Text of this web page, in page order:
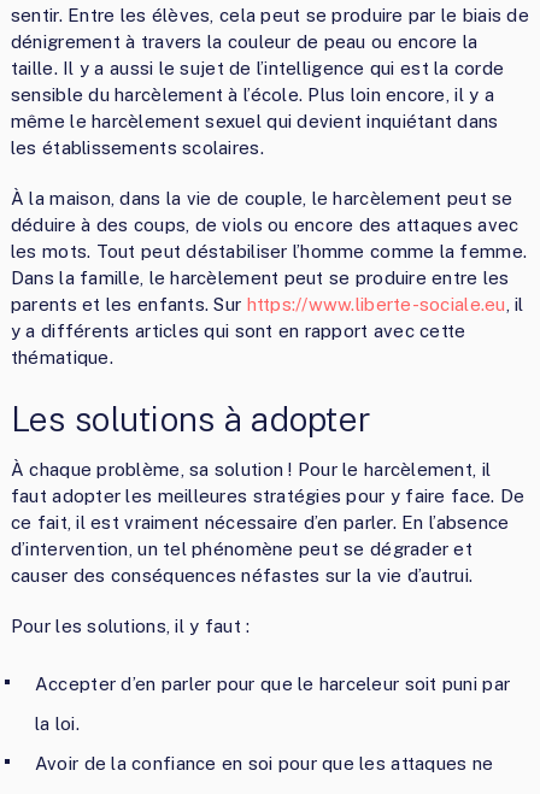
sentir. Entre les élèves, cela peut se produire par le biais de
dénigrement à travers la couleur de peau ou encore la
taille. Il y a aussi le sujet de l’intelligence qui est la corde
sensible du harcèlement à l’école. Plus loin encore, il y a
même le harcèlement sexuel qui devient inquiétant dans
les établissements scolaires.
À la maison, dans la vie de couple, le harcèlement peut se
déduire à des coups, de viols ou encore des attaques avec
les mots. Tout peut déstabiliser l’homme comme la femme.
Dans la famille, le harcèlement peut se produire entre les
parents et les enfants. Sur https://www.liberte-sociale.eu , il
y a différents articles qui sont en rapport avec cette
thématique.
Les solutions à adopter
À chaque problème, sa solution ! Pour le harcèlement, il
faut adopter les meilleures stratégies pour y faire face. De
ce fait, il est vraiment nécessaire d’en parler. En l’absence
d’intervention, un tel phénomène peut se dégrader et
causer des conséquences néfastes sur la vie d’autrui.
Pour les solutions, il y faut :
Accepter d’en parler pour que le harceleur soit puni par
la loi.
Avoir de la confiance en soi pour que les attaques ne